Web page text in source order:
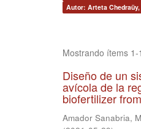
Autor: Arteta Chedraüy,
Mostrando ítems 1-
Diseño de un
avícola de la
biofertilizer
Amador Sanabria,